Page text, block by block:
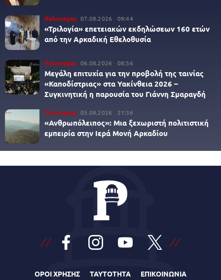
Πολιτισμός 07.08.2026 09:44
«Τριλογία» επετειακών εκδηλώσεων 160 ετών
από την Αρκαδική Εθελοθυσία
Πολιτισμός 06.08.2026 08:56
Μεγάλη επιτυχία για την προβολή της ταινίας
«Καποδίστριας» στα Υακίνθεια 2026 –
Συγκινητική η παρουσία του Γιάννη Σμαραγδή
Πολιτισμός 05.08.2026 21:36
«Ανθρωπόλειπος»: Μια ξεχωριστή πολιτιστική
εμπειρία στην Ιερά Μονή Αρκαδίου
ΟΡΟΙ ΧΡΗΣΗΣ ΤΑΥΤΟΤΗΤΑ ΕΠΙΚΟΙΝΩΝΙΑ